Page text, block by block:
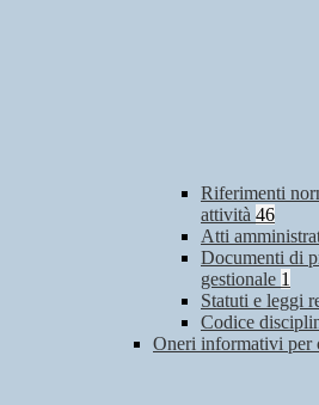
Riferimenti
attività 46
Atti
Documenti di
gestionale 1
Statuti e leggi
Codice
Oneri informativi per